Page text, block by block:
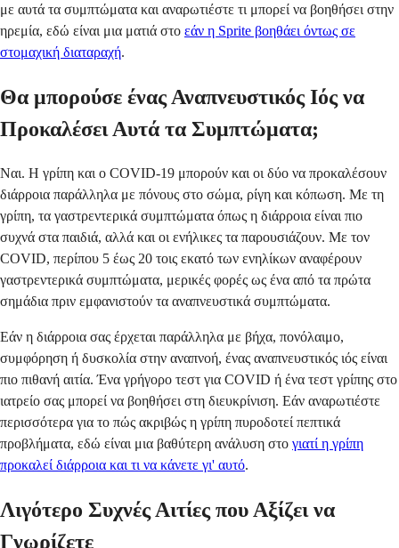
με αυτά τα συμπτώματα και αναρωτιέστε τι μπορεί να βοηθήσει στην
ηρεμία, εδώ είναι μια ματιά στο εάν η Sprite βοηθάει όντως σε
στομαχική διαταραχή.
Θα μπορούσε ένας Αναπνευστικός Ιός να
Προκαλέσει Αυτά τα Συμπτώματα;
Ναι. Η γρίπη και ο COVID-19 μπορούν και οι δύο να προκαλέσουν
διάρροια παράλληλα με πόνους στο σώμα, ρίγη και κόπωση. Με τη
γρίπη, τα γαστρεντερικά συμπτώματα όπως η διάρροια είναι πιο
συχνά στα παιδιά, αλλά και οι ενήλικες τα παρουσιάζουν. Με τον
COVID, περίπου 5 έως 20 τοις εκατό των ενηλίκων αναφέρουν
γαστρεντερικά συμπτώματα, μερικές φορές ως ένα από τα πρώτα
σημάδια πριν εμφανιστούν τα αναπνευστικά συμπτώματα.
Εάν η διάρροια σας έρχεται παράλληλα με βήχα, πονόλαιμο,
συμφόρηση ή δυσκολία στην αναπνοή, ένας αναπνευστικός ιός είναι
πιο πιθανή αιτία. Ένα γρήγορο τεστ για COVID ή ένα τεστ γρίπης στο
ιατρείο σας μπορεί να βοηθήσει στη διευκρίνιση. Εάν αναρωτιέστε
περισσότερα για το πώς ακριβώς η γρίπη πυροδοτεί πεπτικά
προβλήματα, εδώ είναι μια βαθύτερη ανάλυση στο γιατί η γρίπη
προκαλεί διάρροια και τι να κάνετε γι' αυτό.
Λιγότερο Συχνές Αιτίες που Αξίζει να
Γνωρίζετε